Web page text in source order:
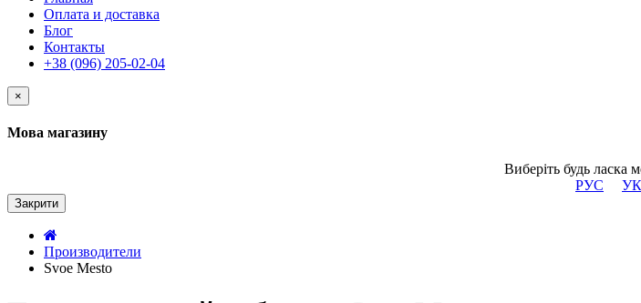
Оплата и доставка
Блог
Контакты
+38 (096) 205-02-04
×
Мова магазину
Виберіть будь ласка
РУС
Закрити
Производители
Svoe Mesto